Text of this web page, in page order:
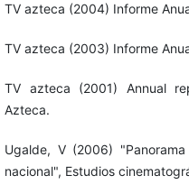
TV azteca (2004) Informe
TV azteca (2003) Informe
TV azteca (2001) Annual
Azteca.
Ugalde, V (2006)
nacional", Estudios